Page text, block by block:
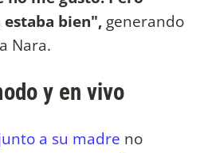
estaba bien", generando
Nara.
y en vivo
a su madre no